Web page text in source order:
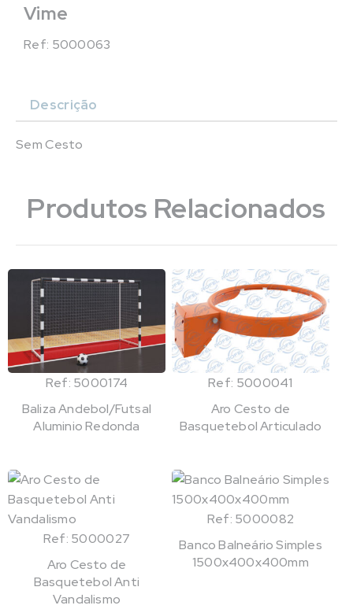
Vime
Ref: 5000063
Descrição
Sem Cesto
Produtos Relacionados
Ref: 5000174
Baliza Andebol/Futsal
Aluminio Redonda
Ref: 5000041
Aro Cesto de
Basquetebol Articulado
Ref: 5000027
Aro Cesto de
Basquetebol Anti
Vandalismo
Ref: 5000082
Banco Balneário Simples
1500x400x400mm